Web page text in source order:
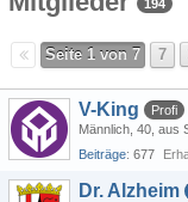
194
Seite 1 von 7 7
V-King
Profi
Männlich 40 aus
Beiträge 677
Dr. Alzheim